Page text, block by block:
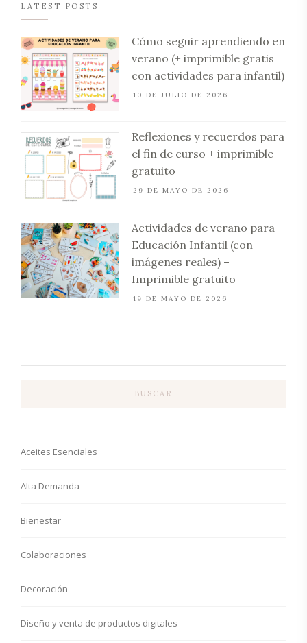
LATEST POSTS
Cómo seguir aprendiendo en
verano (+ imprimible gratis
con actividades para infantil)
10 DE JULIO DE 2026
Reflexiones y recuerdos para
el fin de curso + imprimible
gratuito
29 DE MAYO DE 2026
Actividades de verano para
Educación Infantil (con
imágenes reales) –
Imprimible gratuito
19 DE MAYO DE 2026
BUSCAR
Aceites Esenciales
Alta Demanda
Bienestar
Colaboraciones
Decoración
Diseño y venta de productos digitales